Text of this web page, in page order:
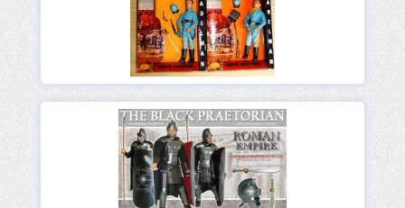
Ver
Ver